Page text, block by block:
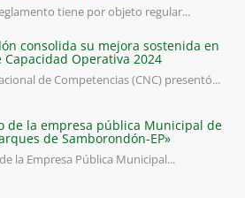
tiene por objeto regular...
consolida su mejora sostenida en
Operativa 2024
de Competencias (CNC) presentó...
de la empresa pública Municipal de
de Samborondón-EP»
la Empresa Pública Municipal...